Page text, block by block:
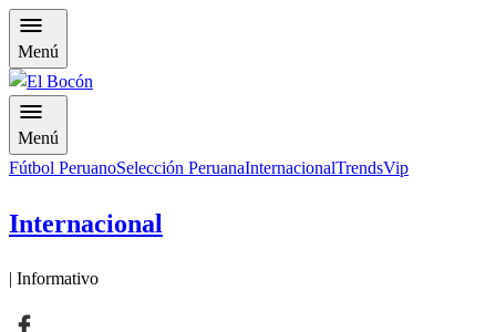
Menú
Menú
Fútbol PeruanoSelección PeruanaInternacionalTrendsVip
Internacional
| Informativo